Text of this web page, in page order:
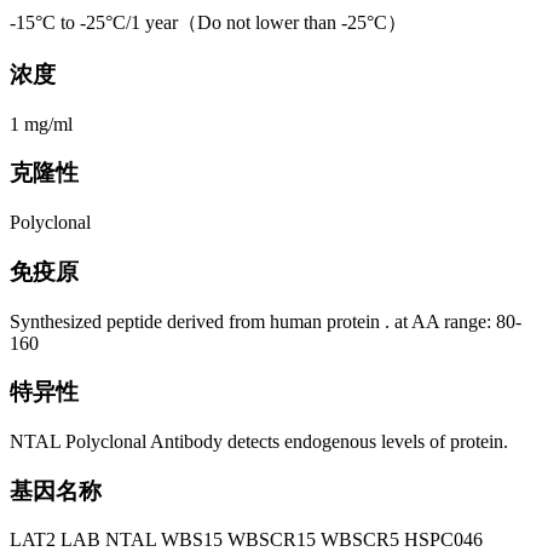
-15°C to -25°C/1 year（Do not lower than -25°C）
浓度
1 mg/ml
克隆性
Polyclonal
免疫原
Synthesized peptide derived from human protein . at AA range: 80-
160
特异性
NTAL Polyclonal Antibody detects endogenous levels of protein.
基因名称
LAT2 LAB NTAL WBS15 WBSCR15 WBSCR5 HSPC046